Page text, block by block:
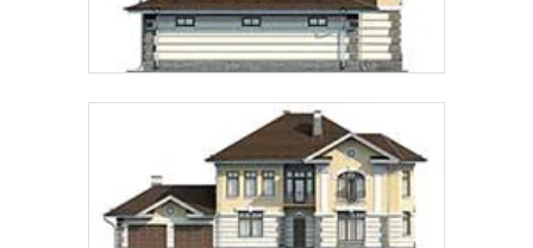
Предпочтительный способ связи:
Звонок
согласие на обработку персональных данных
подтверждаю, что ознакомлен(а) сполитикой
обработки персональных данных.